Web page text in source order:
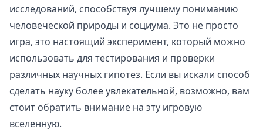
исследований, способствуя лучшему пониманию
человеческой природы и социума. Это не просто
игра, это настоящий эксперимент, который можно
использовать для тестирования и проверки
различных научных гипотез. Если вы искали способ
сделать науку более увлекательной, возможно, вам
стоит обратить внимание на эту игровую
вселенную.